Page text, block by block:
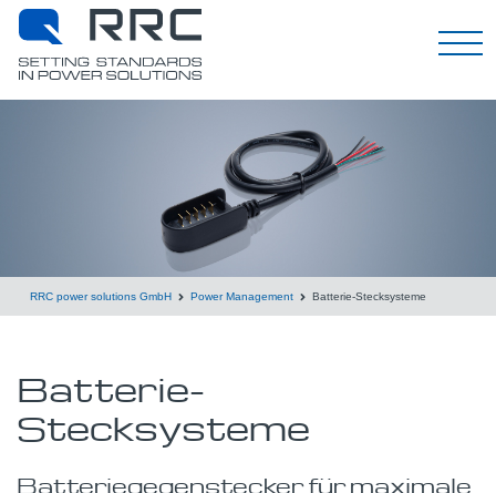
Deutsch
RRC power solutions GmbH Power Management Batterie-Stecksysteme
Batterie-
Stecksysteme
Batteriegegenstecker für maximale